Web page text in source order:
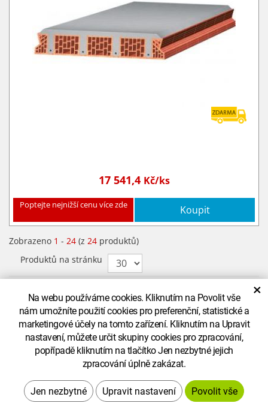
Na webu používáme cookies. Kliknutím na Povolit vše
nám umožníte použití cookies pro preferenční, statistické a
marketingové účely na tomto zařízení. Kliknutím na Upravit
nastavení, můžete určit skupiny cookies pro zpracování,
popřípadě kliknutím na tlačítko Jen nezbytné jejich
zpracování úplně zakázat.
Upravit nastavení
×
17 541,4 Kč/ks
Poptejte nejnižší cenu více zde Koupit
Zobrazeno 1 - 24 (z 24 produktů)
Produktů na stránku
NOVINKY NA VÁŠ E-MAIL!
Buďte o krok napřed a nenechte si ujít žádnou akci nebo
novinku!
Souhlasím se zpracováním osobních údajů ( více informací)